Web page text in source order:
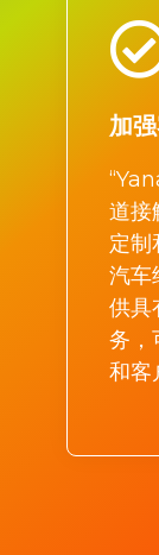
加
道接
定制
汽车
供具
务，
和客